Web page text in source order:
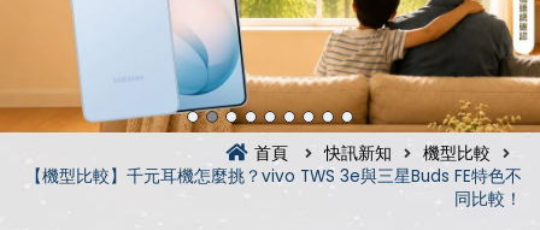
首頁 快訊新知
機型比較
【機型比較】千元耳機怎麼挑？vivo TWS 3e與三星Buds FE特色不
同比較！